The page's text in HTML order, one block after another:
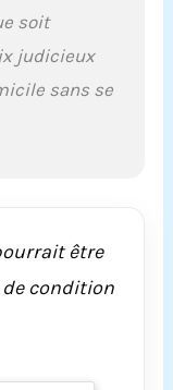
soit
judicieux
sans se
être
condition